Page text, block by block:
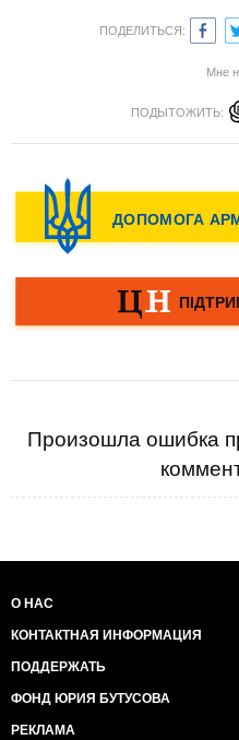
ПОДЕЛИТЬСЯ:
Мне
ПОДЫТОЖИТЬ:
Произошла ошибка
О НАС
КОНТАКТНАЯ ИНФОРМАЦИЯ
ПОДДЕРЖАТЬ
ФОНД ЮРИЯ БУТУСОВА
РЕКЛАМА